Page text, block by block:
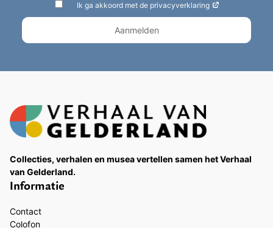
Ik ga akkoord met de privacyverklaring
Collecties, verhalen en musea vertellen samen het Verhaal
van Gelderland.
Informatie
Contact
Colofon